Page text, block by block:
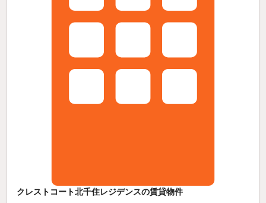
クレストコート北千住レジデンスの賃貸物件